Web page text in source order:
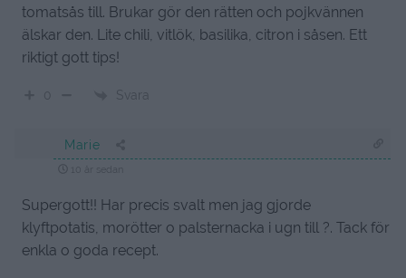
tomatsås till. Brukar gör den rätten och pojkvännen
älskar den. Lite chili, vitlök, basilika, citron i såsen. Ett
riktigt gott tips!
Svara
Marie
10 år sedan
Supergott!! Har precis svalt men jag gjorde
klyftpotatis, morötter o palsternacka i ugn till ?. Tack för
enkla o goda recept.